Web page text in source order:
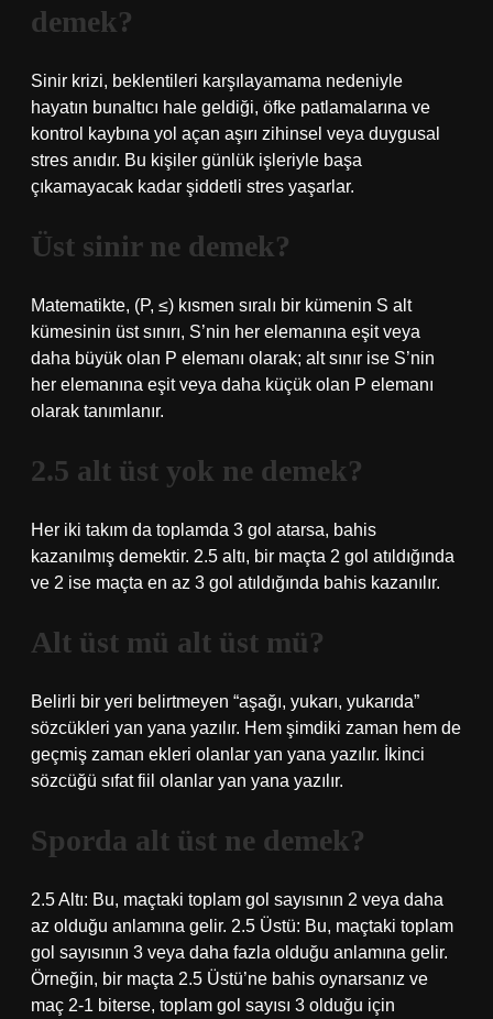
demek?
Sinir krizi, beklentileri karşılayamama nedeniyle
hayatın bunaltıcı hale geldiği, öfke patlamalarına ve
kontrol kaybına yol açan aşırı zihinsel veya duygusal
stres anıdır. Bu kişiler günlük işleriyle başa
çıkamayacak kadar şiddetli stres yaşarlar.
Üst sinir ne demek?
Matematikte, (P, ≤) kısmen sıralı bir kümenin S alt
kümesinin üst sınırı, S’nin her elemanına eşit veya
daha büyük olan P elemanı olarak; alt sınır ise S’nin
her elemanına eşit veya daha küçük olan P elemanı
olarak tanımlanır.
2.5 alt üst yok ne demek?
Her iki takım da toplamda 3 gol atarsa, bahis
kazanılmış demektir. 2.5 altı, bir maçta 2 gol atıldığında
ve 2 ise maçta en az 3 gol atıldığında bahis kazanılır.
Alt üst mü alt üst mü?
Belirli bir yeri belirtmeyen “aşağı, yukarı, yukarıda”
sözcükleri yan yana yazılır. Hem şimdiki zaman hem de
geçmiş zaman ekleri olanlar yan yana yazılır. İkinci
sözcüğü sıfat fiil olanlar yan yana yazılır.
Sporda alt üst ne demek?
2.5 Altı: Bu, maçtaki toplam gol sayısının 2 veya daha
az olduğu anlamına gelir. 2.5 Üstü: Bu, maçtaki toplam
gol sayısının 3 veya daha fazla olduğu anlamına gelir.
Örneğin, bir maçta 2.5 Üstü’ne bahis oynarsanız ve
maç 2-1 biterse, toplam gol sayısı 3 olduğu için